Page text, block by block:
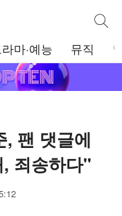
통합
마·예능 뮤직
팬 댓글에
죄송하다"